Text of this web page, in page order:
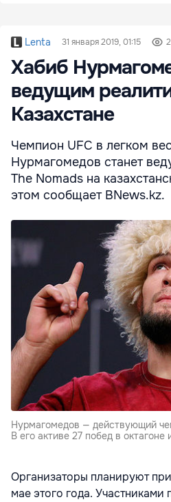
Lenta 31 января 2019, 01:15
Хабиб
ведущим
Казахстане
Чемпион UFC в легком
Нурмагомедов станет
The Nomads на
этом сообщает BNews.kz.
Нурмагомедов — действующий
В его активе 27 побед в
Организаторы планируют
мае этого года. Участниками